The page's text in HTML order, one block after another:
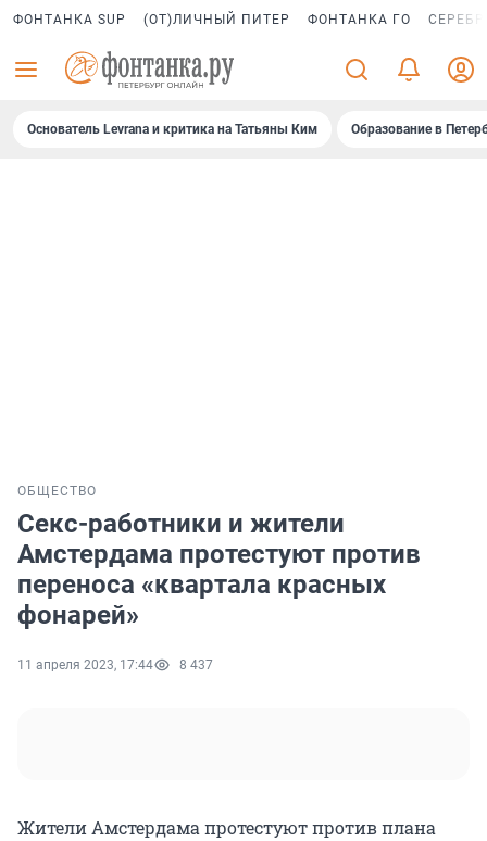
ФОНТАНКА SUP (ОТ)ЛИЧНЫЙ ПИТЕР ФОНТАНКА ГО
Основатель Levrana и критика на Татьяны Ким Образование в
ОБЩЕСТВО
Секс-работники и жители
Амстердама протестуют против
переноса «квартала красных
фонарей»
11 апреля 2023, 17:44 8 437
Жители Амстердама протестуют против плана